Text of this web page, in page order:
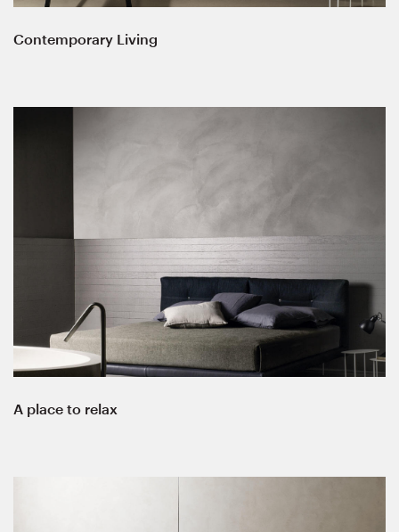
Contemporary Living
A place to relax